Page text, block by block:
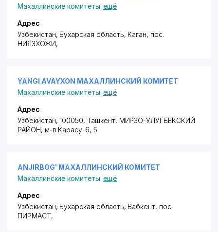
Махаллинские комитеты ещё
Адрес
Узбекистан, Бухарская область, Каган, пос.
НИЯЗХОЖИ,
YANGI AVAYXON МАХАЛЛИНСКИЙ КОМИТЕТ
Махаллинские комитеты ещё
Адрес
Узбекистан, 100050, Ташкент, МИРЗО-УЛУГБЕКСКИЙ
РАЙОН, м-в Карасу-6, 5
ANJIRBOG' МАХАЛЛИНСКИЙ КОМИТЕТ
Махаллинские комитеты ещё
Адрес
Узбекистан, Бухарская область, Вабкент, пос.
ПИРМАСТ,